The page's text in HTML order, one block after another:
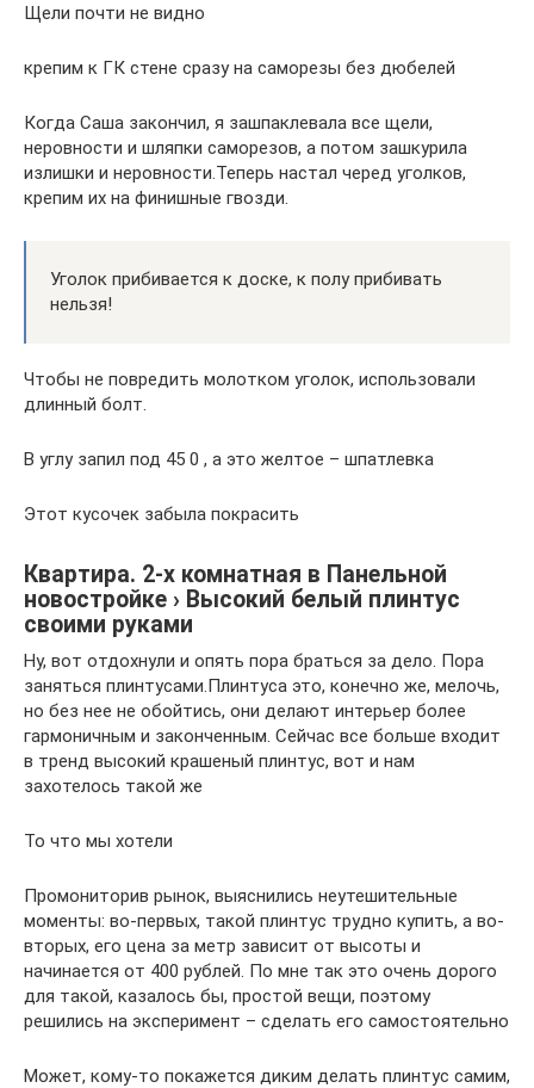
Щели почти не видно
крепим к ГК стене сразу на саморезы без дюбелей
Когда Саша закончил, я зашпаклевала все щели,
неровности и шляпки саморезов, а потом зашкурила
излишки и неровности.Теперь настал черед уголков,
крепим их на финишные гвозди.
Уголок прибивается к доске, к полу прибивать
нельзя!
Чтобы не повредить молотком уголок, использовали
длинный болт.
В углу запил под 45 0 , а это желтое – шпатлевка
Этот кусочек забыла покрасить
Квартира. 2-х комнатная в Панельной
новостройке › Высокий белый плинтус
своими руками
Ну, вот отдохнули и опять пора браться за дело. Пора
заняться плинтусами.Плинтуса это, конечно же, мелочь,
но без нее не обойтись, они делают интерьер более
гармоничным и законченным. Сейчас все больше входит
в тренд высокий крашеный плинтус, вот и нам
захотелось такой же
То что мы хотели
Промониторив рынок, выяснились неутешительные
моменты: во-первых, такой плинтус трудно купить, а во-
вторых, его цена за метр зависит от высоты и
начинается от 400 рублей. По мне так это очень дорого
для такой, казалось бы, простой вещи, поэтому
решились на эксперимент – сделать его самостоятельно
Может, кому-то покажется диким делать плинтус самим,